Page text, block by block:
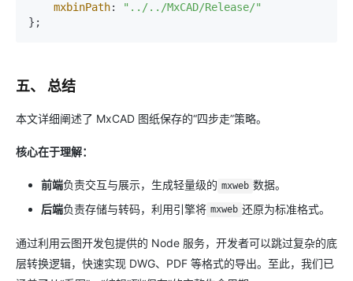
mxbinPath:
"../../MxCAD/Release/"
五、 总结
本文详细阐述了 MxCAD 图纸保存的“四步走”策略。
核心在于理解：
前端负责交互与展示，生成轻量级的 mxweb 数据。
后端负责存储与转码，利用引擎将 mxweb 还原为标准格式。
通过利用云图开发包提供的 Node 服务，开发者可以跳过复杂的底
层转换逻辑，快速实现 DWG、PDF 等格式的导出。至此，我们已